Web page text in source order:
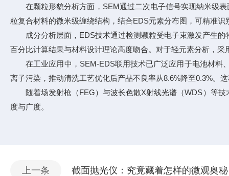
在颗粒形貌分析方面，SEM通过二次电子信号实现纳米级表
粒复合材料的微米级缠绕结构，结合EDS元素分布图，可精准
成分分析层面，EDS技术通过检测颗粒受电子束激发产生的
百分比计算结果与材料设计理论高度吻合。对于轻元素分析，
在工业应用中，SEM-EDS联用技术已广泛应用于电池材料
离子污染，推动清洗工艺优化后产品不良率从8.6%降至0.3%。
随着场发射枪（FEG）与波长色散X射线光谱（WDS）等技
度与广度。
上一条 截面抛光仪：究竟藏着怎样的微观奥